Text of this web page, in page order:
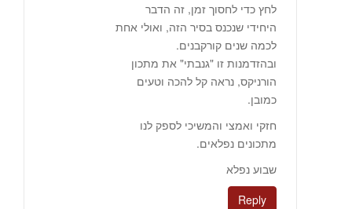
לחץ כדי לחסוך זמן, זה הדבר
היחידי שנכנס בסיר הזה, ואולי אחת
לכמה שנים קורקבנים.
ובהזדמנות זו "גנבתי" את מתכון
הורניקס, נראה קל להכה וטעים
כמובן.
חזקי ואמצי והמשיכי לספק לנו
מתכונים נפלאים.
שבוע נפלא
Reply